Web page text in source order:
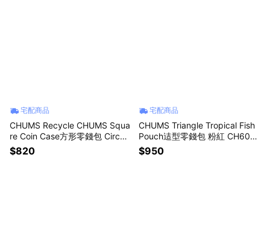
宅配商品
CHUMS Recycle CHUMS Squa
re Coin Case方形零錢包 Circus
CH604027Z402
$820
宅配商品
CHUMS Triangle Tropical Fish
Pouch迼型零錢包 粉紅 CH604
056R018
$950